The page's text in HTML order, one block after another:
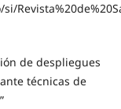
de despliegues
técnicas de